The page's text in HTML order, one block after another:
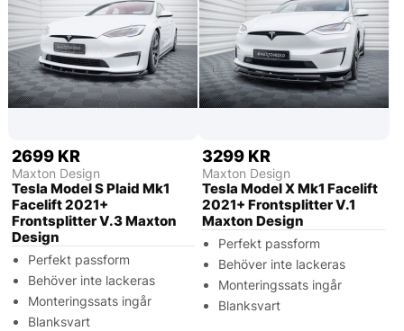
2699 KR
Maxton Design
Tesla Model S Plaid Mk1
Facelift 2021+
Frontsplitter V.3 Maxton
Design
Perfekt passform
Behöver inte lackeras
Monteringssats ingår
Blanksvart
3299 KR
Maxton Design
Tesla Model X Mk1 Facelift
2021+ Frontsplitter V.1
Maxton Design
Perfekt passform
Behöver inte lackeras
Monteringssats ingår
Blanksvart